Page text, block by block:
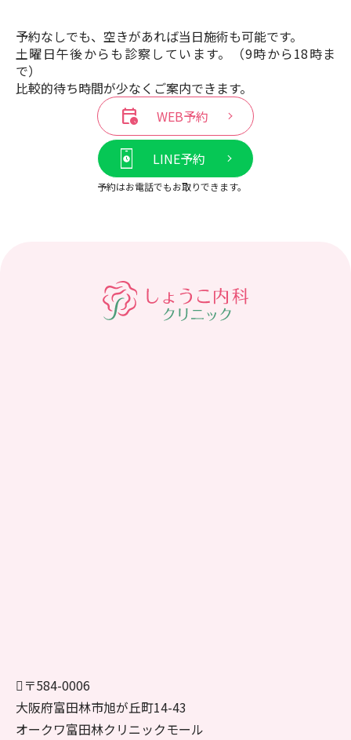
予約なしでも、空きがあれば当日施術も可能です。
土曜日午後からも診察しています。（9時から18時ま
で）
比較的待ち時間が少なくご案内できます。
calendar_clock WEB予約
LINE予約
予約はお電話でもお取りできます。
〒584-0006
大阪府富田林市旭が丘町14-43
オークワ富田林クリニックモール